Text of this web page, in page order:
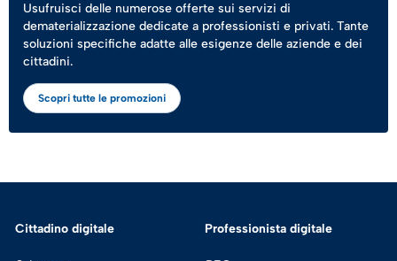
Usufruisci delle numerose offerte sui servizi di
dematerializzazione dedicate a professionisti e privati. Tante
soluzioni specifiche adatte alle esigenze delle aziende e dei
cittadini.
Scopri tutte le promozioni
Cittadino digitale Professionista digitale